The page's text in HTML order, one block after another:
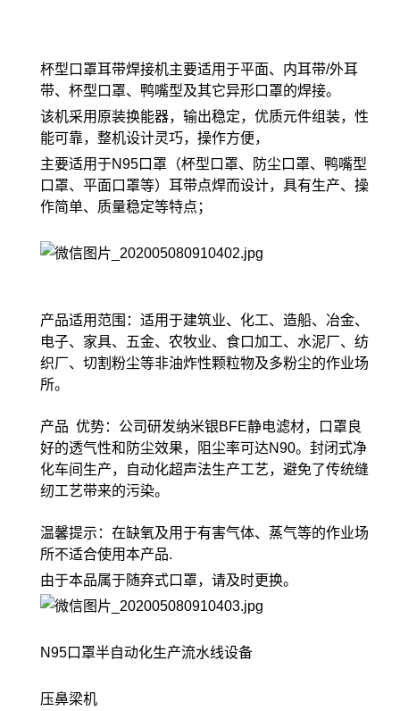
杯型口罩耳带焊接机主要适用于平面、内耳带/外耳
带、杯型口罩、鸭嘴型及其它异形口罩的焊接。
该机采用原装换能器，输出稳定，优质元件组装，性
能可靠，整机设计灵巧，操作方便，
主要适用于N95口罩（杯型口罩、防尘口罩、鸭嘴型
口罩、平面口罩等）耳带点焊而设计，具有生产、操
作简单、质量稳定等特点；
产品适用范围：适用于建筑业、化工、造船、冶金、
电子、家具、五金、农牧业、食口加工、水泥厂、纺
织厂、切割粉尘等非油炸性颗粒物及多粉尘的作业场
所。
产品 优势：公司研发纳米银BFE静电滤材，口罩良
好的透气性和防尘效果，阻尘率可达N90。封闭式净
化车间生产，自动化超声法生产工艺，避免了传统缝
纫工艺带来的污染。
温馨提示：在缺氧及用于有害气体、蒸气等的作业场
所不适合使用本产品.
由于本品属于随弃式口罩，请及时更换。
N95口罩半自动化生产流水线设备
压鼻梁机